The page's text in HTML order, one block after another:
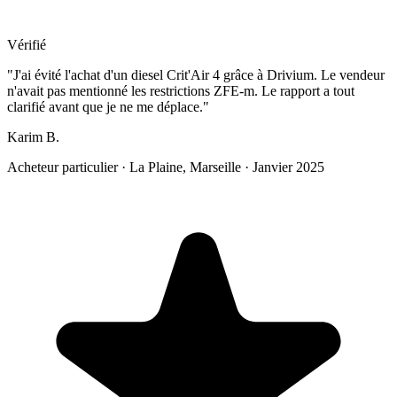
Vérifié
"J'ai évité l'achat d'un diesel Crit'Air 4 grâce à Drivium. Le vendeur
n'avait pas mentionné les restrictions ZFE-m. Le rapport a tout
clarifié avant que je ne me déplace."
Karim B.
Acheteur particulier· La Plaine, Marseille · Janvier 2025